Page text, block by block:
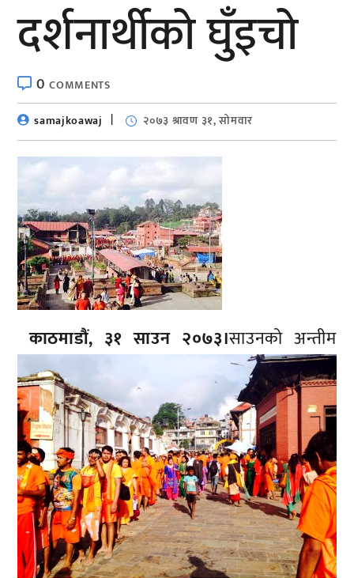
दर्शनार्थीको घुँइचो
0COMMENTS
samajkoawaj
२०७३ श्रावण ३१, सोमवार
काठमाडौं, ३१ साउन २०७३।साउनको अन्तीम